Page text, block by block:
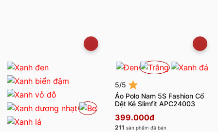
5/5
Áo Polo Nam 5S Fashion Cổ
Dệt Kẻ Slimfit APC24003
399.000đ
211 sản phẩm đã bán